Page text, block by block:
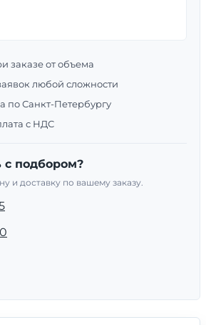
заказе от объема
любой сложности
по Санкт-Петербургу
с НДС
подбором?
и доставку по вашему заказу.